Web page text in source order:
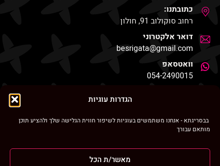
הגדרות עוגיות
בבסריגתא - אנחנו משתמשים בעוגיות לשיפור חווית הגלישה שלך ולהציע תוכן
מותאם עבורך
מאשר/ת הכל
כתובתנו:
רחוב סוקולוב 91, חולון
דואר אלקטרוני
besrigata@gmail.com
וואטסאפ
054-2490015
ניווט מהיר